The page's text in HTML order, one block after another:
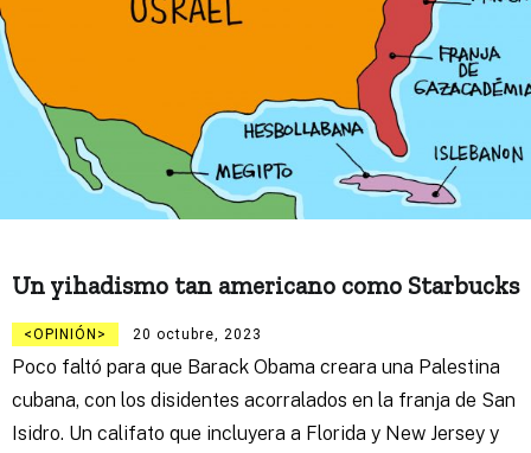
Un yihadismo tan americano como Starbucks
OPINIÓN 20 octubre, 2023
Poco faltó para que Barack Obama creara una Palestina
cubana, con los disidentes acorralados en la franja de San
Isidro. Un califato que incluyera a Florida y New Jersey y